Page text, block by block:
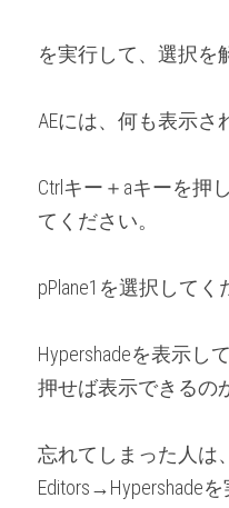
を実行して、選択を
AEには、何も表示さ
Ctrlキー＋aキーを押
てください。
pPlane1を選択してく
Hypershadeを表示し
押せば表示できるの
忘れてしまった人は
Editors→Hypershade